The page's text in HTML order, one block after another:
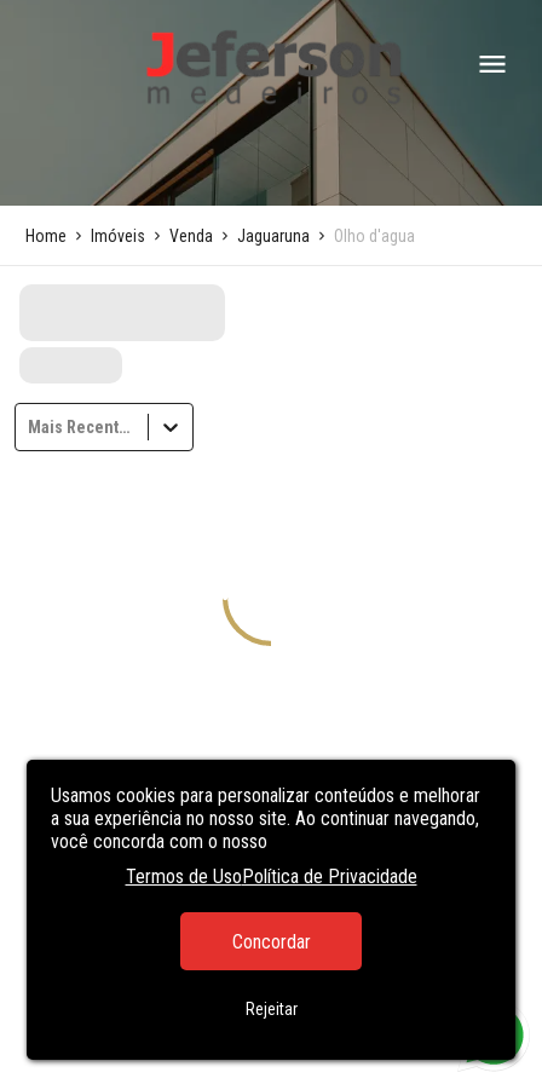
Usamos cookies para personalizar conteúdos e melhorar
a sua experiência no nosso site. Ao continuar navegando,
você concorda com o nosso
Termos de UsoPolítica de Privacidade
Concordar
Rejeitar
Home Imóveis Venda Jaguaruna Olho d'agua
Mais Recentes